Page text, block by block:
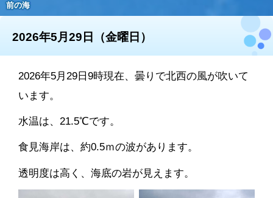
前の海
2026年5月29日（金曜日）
2026年5月29日9時現在、曇りで北西の風が吹いて
います。
水温は、21.5℃です。
食見海岸は、約0.5ｍの波があります。
透明度は高く、海底の岩が見えます。